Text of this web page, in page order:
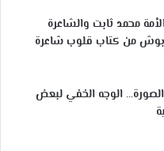
محمد ثابت والشاعرة
من كتاب قلوب شاعرة
الصورة… الوجه الخفي لبعض